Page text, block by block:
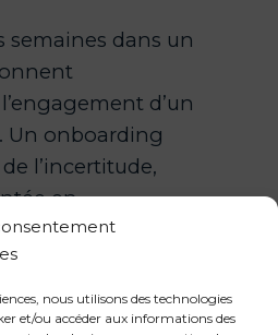
nous utilisons des technologies
et/ou accéder aux informations des
semaines dans un
d’un
Un onboarding
l’incertitude,
en
augmente
le risque de
À l’inverse, un
structuré,